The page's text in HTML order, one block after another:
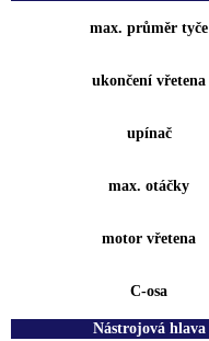
max. průměr tyče
ukončení vřetena
upínač
max. otáčky
motor vřetena
C-osa
Nástrojová hlava